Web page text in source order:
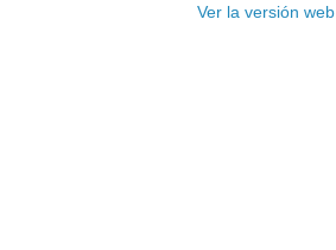
Ver la versión web